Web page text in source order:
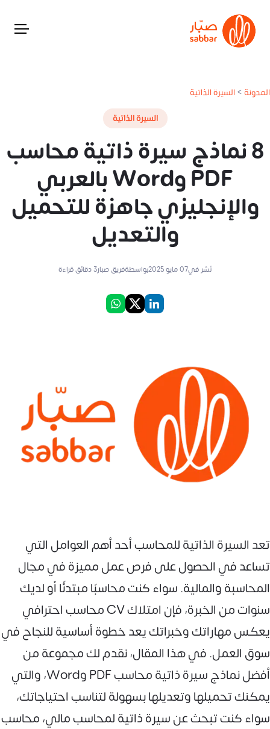
المدونة>السيرة الذاتية
السيرة الذاتية
8 نماذج سيرة ذاتية محاسب
PDF وWord بالعربي
والإنجليزي جاهزة للتحميل
والتعديل
نُشر في07 مايو 2025 بواسطةفريق صبار3دقائق قراءة
تعد السيرة الذاتية للمحاسب أحد أهم العوامل التي
تساعد في الحصول على فرص عمل مميزة في مجال
المحاسبة والمالية. سواء كنت محاسبًا مبتدئًا أو لديك
سنوات من الخبرة، فإن امتلاك CV محاسب احترافي
يعكس مهاراتك وخبراتك يعد خطوة أساسية للنجاح في
سوق العمل. في هذا المقال، نقدم لك مجموعة من
أفضل نماذج سيرة ذاتية محاسب PDF وWord، والتي
يمكنك تحميلها وتعديلها بسهولة لتناسب احتياجاتك،
سواء كنت تبحث عن سيرة ذاتية لمحاسب مالي، محاسب